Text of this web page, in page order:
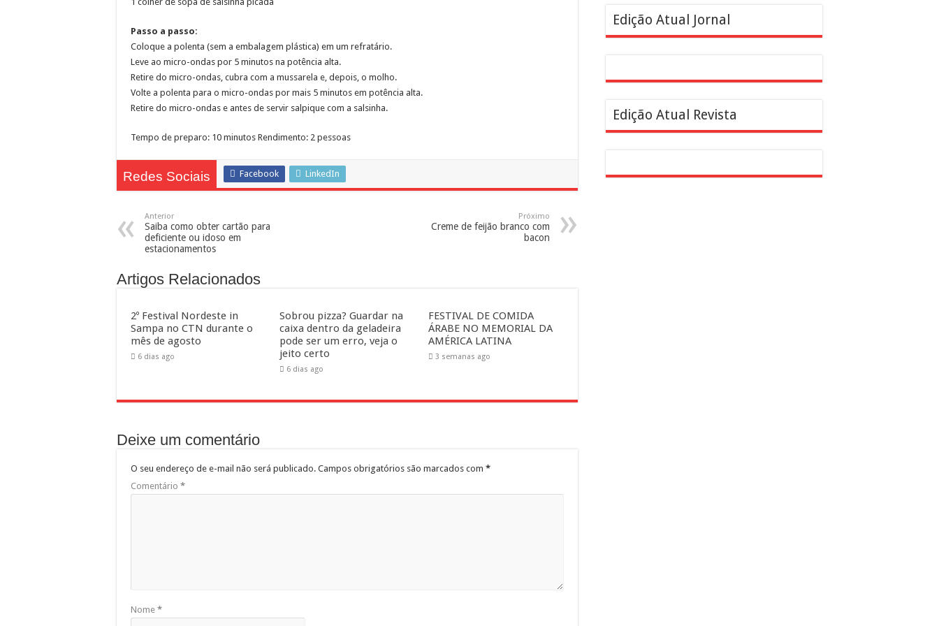
Passo a passo:
Coloque a polenta (sem a embalagem plástica) em um refratário.
Leve ao micro-ondas por 5 minutos na potência alta.
Retire do micro-ondas, cubra com a mussarela e, depois, o molho.
Volte a polenta para o micro-ondas por mais 5 minutos em potência alta.
Retire do micro-ondas e antes de servir salpique com a salsinha.
Tempo de preparo: 10 minutos Rendimento: 2 pessoas
Redes Sociais Facebook LinkedIn
Anterior
Saiba como obter cartão para
deficiente ou idoso em
estacionamentos
Próximo
Creme de feijão branco com
bacon
Artigos Relacionados
2º Festival Nordeste in
Sampa no CTN durante o
mês de agosto
6 dias ago
Sobrou pizza? Guardar na
caixa dentro da geladeira
pode ser um erro, veja o
jeito certo
6 dias ago
FESTIVAL DE COMIDA
ÁRABE NO MEMORIAL DA
AMÉRICA LATINA
3 semanas ago
Deixe um comentário
O seu endereço de e-mail não será publicado. Campos obrigatórios são marcados com *
Comentário *
Nome *
Edição Atual Jornal
Edição Atual Revista